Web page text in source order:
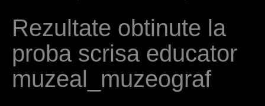
i
e
s
i
Rezultate obtinute la
proba scrisa educator
muzeal_muzeograf